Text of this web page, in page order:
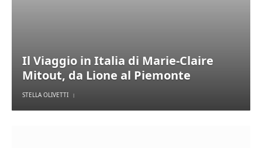
Il Viaggio in Italia di Marie-Claire
Mitout, da Lione al Piemonte
STELLA OLIVETTI